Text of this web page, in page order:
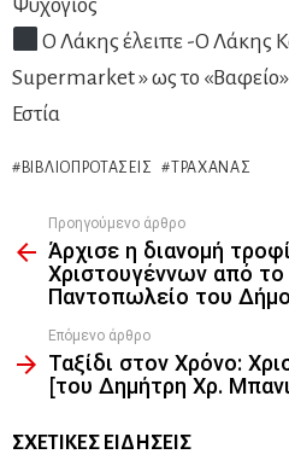
Ψυχογιός
Ο Λάκης έλειπε -Ο Λάκης
Supermarket » ως το
Εστία
ΒΙΒΛΙΟΠΡΟΤΆΣΕΙΣ ΤΡΑΧΑΝΆΣ
more
Προηγούμενο άρθρο
Άρχισε η διανομή
Χριστουγέννων από το
Παντοπωλείο του
Επόμενο άρθρο
Ταξίδι στον Χρόνο:
[του Δημήτρη Χρ.
ΣΧΕΤΙΚΈΣ ΕΙΔΉΣΕΙΣ